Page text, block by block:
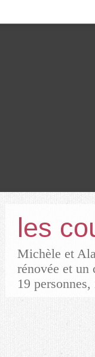
les
Michèle et
rénovée et un
19